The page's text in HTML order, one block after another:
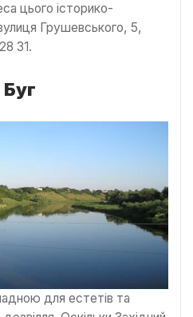
цього історико-
Грушевського, 5,
31.
Буг
для естетів та